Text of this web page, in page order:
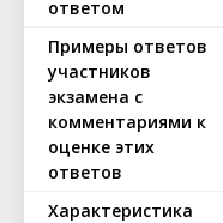
ответом
Примеры ответов
участников
экзамена с
комментариями к
оценке этих
ответов
Характеристика